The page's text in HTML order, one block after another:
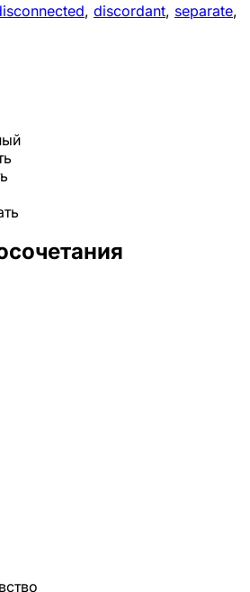
, discordant, separate,